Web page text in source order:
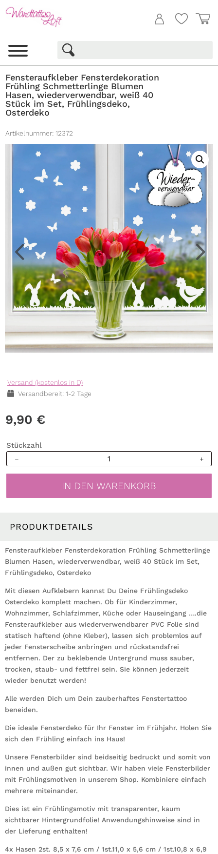
Fensteraufkleber Fensterdekoration
Frühling Schmetterlinge Blumen
Hasen, wiederverwendbar, weiß 40
Stück im Set, Frühlingsdeko,
Osterdeko
Artikelnummer: 12372
Versand (kostenlos in D)
Versandbereit: 1-2 Tage
9,90 €
Stückzahl
Fensterdekoration
wiederverwendbar,
40
Stück
im
Frühlingsdeko,
Osterdeko
Menge
IN DEN WARENKORB
PRODUKTDETAILS
Fensteraufkleber Fensterdekoration Frühling Schmetterlinge
Blumen Hasen, wiederverwendbar, weiß 40 Stück im Set,
Frühlingsdeko, Osterdeko
Mit diesen Aufklebern kannst Du Deine Frühlingsdeko
Osterdeko komplett machen. Ob für Kinderzimmer,
Wohnzimmer, Schlafzimmer, Küche oder Hauseingang ….die
Fensteraufkleber aus wiederverwendbarer PVC Folie sind
statisch haftend (ohne Kleber), lassen sich problemlos auf
jeder Fensterscheibe anbringen und rückstandsfrei
entfernen. Der zu beklebende Untergrund muss sauber,
trocken, staub- und fettfrei sein. Sie können jederzeit
wieder benutzt werden!
Alle werden Dich um Dein zauberhaftes Fenstertattoo
beneiden.
Die ideale Fensterdeko für Ihr Fenster im Frühjahr. Holen Sie
sich den Frühling einfach ins Haus!
Unsere Fensterbilder sind beidseitig bedruckt und somit von
innen und außen gut sichtbar. Wir haben viele Fensterbilder
mit Frühlingsmotiven in unserem Shop. Kombiniere einfach
mehrere miteinander.
Dies ist ein Frühlingsmotiv mit transparenter, kaum
sichtbarer Hintergrundfolie! Anwendungshinweise sind in
der Lieferung enthalten!
4x Hasen 2st. 8,5 x 7,6 cm / 1st.11,0 x 5,6 cm / 1st.10,8 x 6,9